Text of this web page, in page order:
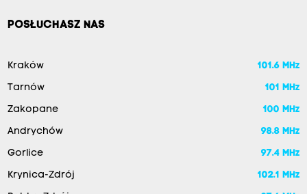
POSŁUCHASZ NAS
Kraków 101.6 MHz
Tarnów 101 MHz
Zakopane 100 MHz
Andrychów 98.8 MHz
Gorlice 97.4 MHz
Krynica-Zdrój 102.1 MHz